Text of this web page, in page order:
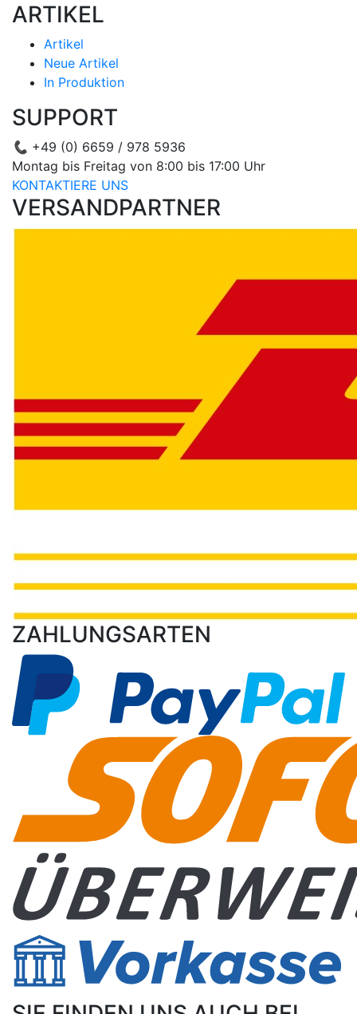
ARTIKEL
Artikel
Neue Artikel
In Produktion
SUPPORT
📞 +49 (0) 6659 / 978 5936
Montag bis Freitag von 8:00 bis 17:00 Uhr
KONTAKTIERE UNS
VERSANDPARTNER
ZAHLUNGSARTEN